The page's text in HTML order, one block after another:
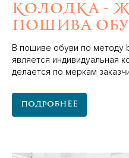
колодка -
пошива
В пошиве обуви по методу
является индивидуальная
делается по меркам
Подробнее